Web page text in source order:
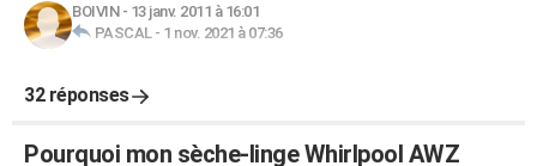
BOIVIN- 13 janv. 2011 à 16:01
PASCAL- 1 nov. 2021 à 07:36
32 réponses
Pourquoi mon sèche-linge Whirlpool AWZ